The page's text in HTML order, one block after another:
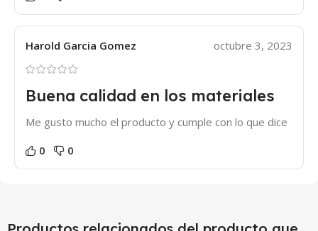
Harold Garcia Gomez octubre 3, 2023
Buena calidad en los materiales
Me gusto mucho el producto y cumple con lo que dice
0 0